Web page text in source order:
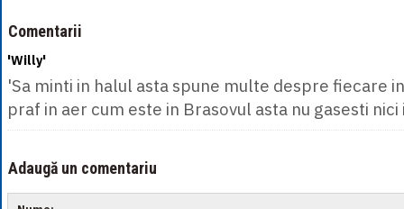
Comentarii
'Willy'
'Sa minti in halul asta spune multe despre fiecare
praf in aer cum este in Brasovul asta nu gasesti nici
Adaugă un comentariu